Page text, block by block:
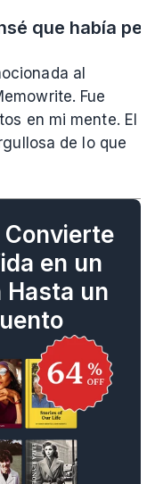
que había
al
Fue
en mi mente. El
de lo que
Convierte
en un
un